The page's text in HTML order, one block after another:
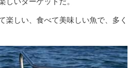
楽しい、食べて美味しい魚で、多く